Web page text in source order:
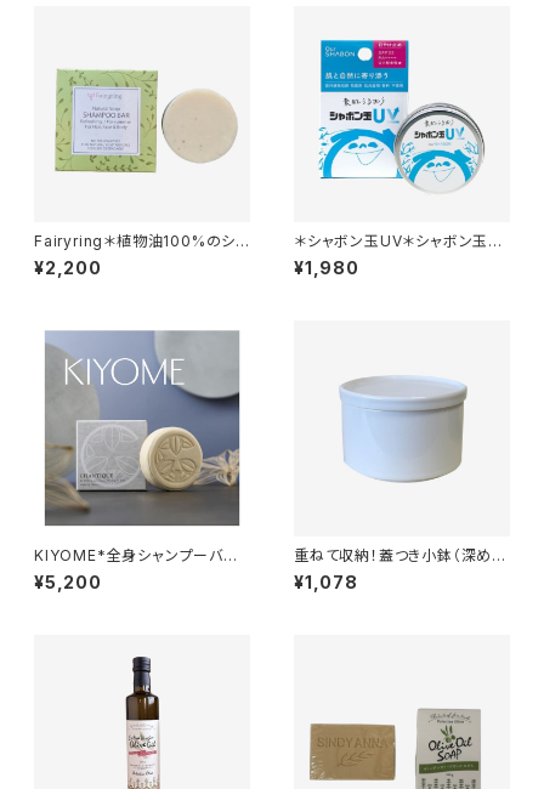
Fairyring＊植物油100%のシャ
ンプーバー＊無添加＊リフレッシ
ング＊コールドプロセス製法でじ
¥2,200
＊シャボン玉UV＊シャボン玉石
けん初の日焼け止め＊SPF35＊
¥1,980
KIYOME*全身シャンプーバー
＊熟成酒粕エキスとアルガンオ
イル＊ 洗う美容液＊
¥5,200
重ねて収納！蓋つき小鉢（深め）
美濃焼＊サイズ小＊180cc
¥1,078